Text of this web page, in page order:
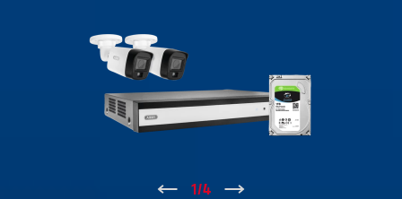
↑ 1/4